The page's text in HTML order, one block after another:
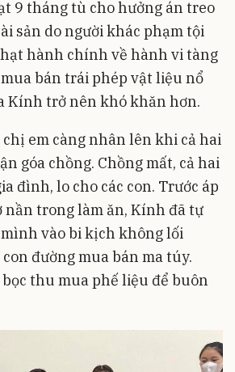
9 tháng tù cho hưởng án treo
sản do người khác phạm tội
hành chính về hành vi tàng
bán trái phép vật liệu nổ
Kính trở nên khó khăn hơn.
chị em càng nhân lên khi cả hai
góa chồng. Chồng mất, cả hai
đình, lo cho các con. Trước áp
nần trong làm ăn, Kính đã tự
mình vào bi kịch không lối
đường mua bán ma túy.
thu mua phế liệu để buôn